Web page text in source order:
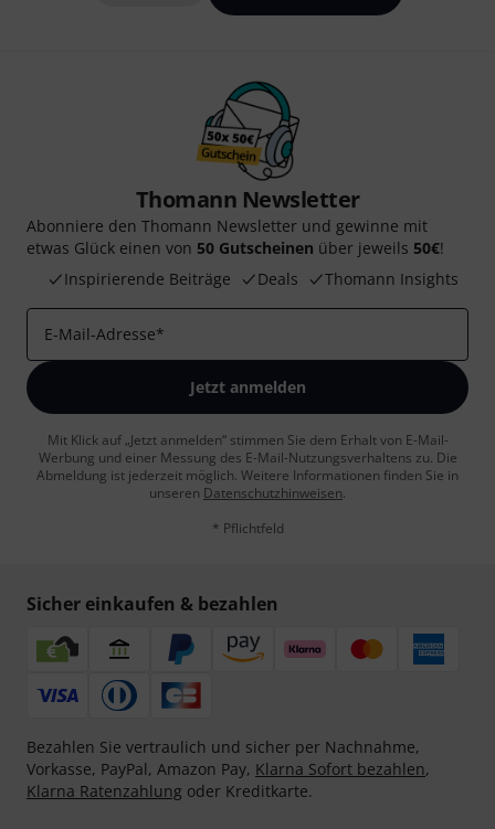
Thomann Newsletter
Abonniere den Thomann Newsletter und gewinne mit
etwas Glück einen von 50 Gutscheinen über jeweils 50€!
Inspirierende Beiträge
Deals Thomann Insights
E-Mail-Adresse*
Jetzt anmelden
Mit Klick auf „Jetzt anmelden“ stimmen Sie dem Erhalt von E-Mail-
Werbung und einer Messung des E-Mail-Nutzungsverhaltens zu. Die
Abmeldung ist jederzeit möglich. Weitere Informationen finden Sie in
unseren Datenschutzhinweisen.
* Pflichtfeld
Sicher einkaufen & bezahlen
Bezahlen Sie vertraulich und sicher per Nachnahme,
Vorkasse, PayPal, Amazon Pay, Klarna Sofort bezahlen,
Klarna Ratenzahlung oder Kreditkarte.